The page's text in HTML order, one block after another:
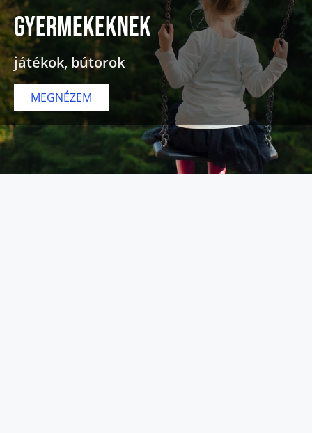
gyermekeknek
játékok, bútorok
MEGNÉZEM